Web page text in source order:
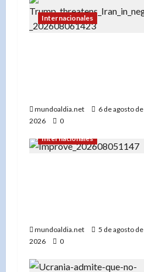
Internacionales
mundoaldia.net
6 de agosto de
2026
0
Internacionales
mundoaldia.net
5 de agosto de
2026
0